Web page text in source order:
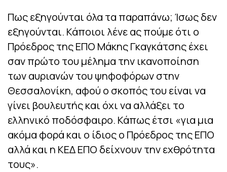
Πως εξηγούνται όλα τα παραπάνω; Ίσως δεν
εξηγούνται. Κάποιοι λένε ας πούμε ότι ο
Πρόεδρος της ΕΠΟ Μάκης Γκαγκάτσης έχει
σαν πρώτο του μέλημα την ικανοποίηση
των αυριανών του ψηφοφόρων στην
Θεσσαλονίκη, αφού ο σκοπός του είναι να
γίνει βουλευτής και όχι να αλλάξει το
ελληνικό ποδόσφαιρο. Κάπως έτσι «για μια
ακόμα φορά και ο ίδιος ο Πρόεδρος της ΕΠΟ
αλλά και η ΚΕΔ ΕΠΟ δείχνουν την εχθρότητα
τους».